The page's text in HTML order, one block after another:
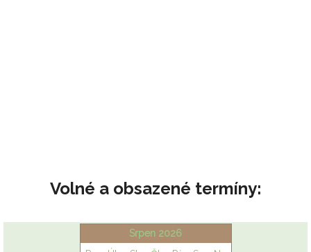
Volné a obsazené termíny: